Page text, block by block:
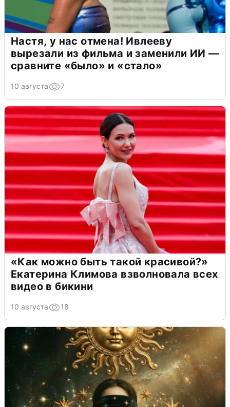
Настя, у нас отмена! Ивлееву
вырезали из фильма и заменили ИИ —
сравните «было» и «стало»
10 августа 7
«Как можно быть такой красивой?»
Екатерина Климова взволновала всех
видео в бикини
10 августа 18